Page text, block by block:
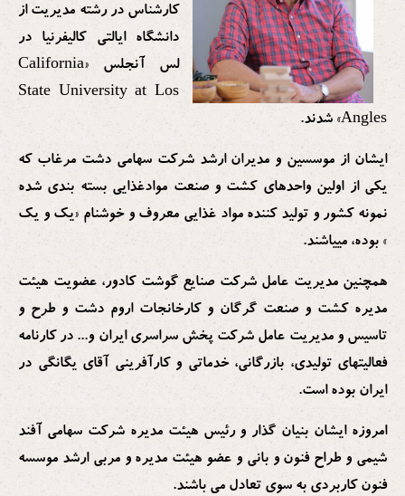
کارشناس در رشته مدیریت از
دانشگاه ایالتی کالیفرنیا در
لس آنجلس «California
State University at Los
Angles» شدند.
ایشان از موسسین و مدیران ارشد شرکت سهامی دشت مرغاب که
یکی از اولین واحدهای کشت و صنعت موادغذایی بسته بندی شده
نمونه کشور و تولید کننده مواد غذایی معروف و خوشنام «یک و یک
» بوده، مییاشند.
همچنین مدیریت عامل شرکت صنایع گوشت کادور، عضویت هیئت
مدیره کشت و صنعت گرگان و کارخانجات اروم دشت و طرح و
تاسیس و مدیریت عامل شرکت پخش سراسری ایران و... در کارنامه
فعالیتهای تولیدی، بازرگانی، خدماتی و کارآفرینی آقای یگانگی در
ایران بوده است.
امروزه ایشان بنیان گذار و رئیس هیئت مدیره شرکت سهامى آفند
شیمى و طراح فنون و بانی و عضو هیئت مدیره و مربی ارشد موسسه
فنون کاربردی به سوی تعادل می باشند.